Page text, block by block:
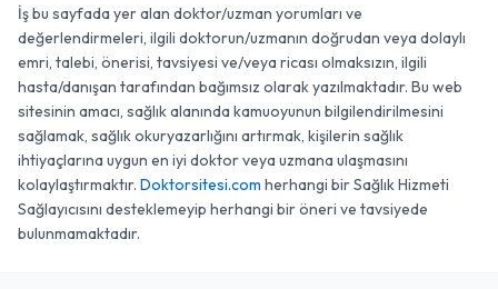
İş bu sayfada yer alan doktor/uzman yorumları ve
değerlendirmeleri, ilgili doktorun/uzmanın doğrudan veya dolaylı
emri, talebi, önerisi, tavsiyesi ve/veya ricası olmaksızın, ilgili
hasta/danışan tarafından bağımsız olarak yazılmaktadır. Bu web
sitesinin amacı, sağlık alanında kamuoyunun bilgilendirilmesini
sağlamak, sağlık okuryazarlığını artırmak, kişilerin sağlık
ihtiyaçlarına uygun en iyi doktor veya uzmana ulaşmasını
kolaylaştırmaktır. Doktorsitesi.com herhangi bir Sağlık Hizmeti
Sağlayıcısını desteklemeyip herhangi bir öneri ve tavsiyede
bulunmamaktadır.